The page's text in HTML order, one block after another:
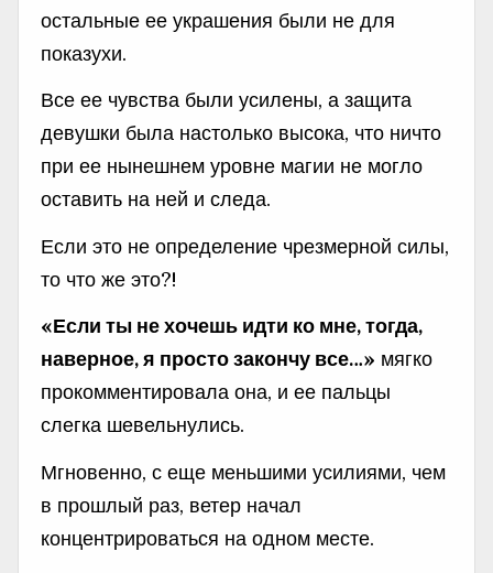
остальные ее украшения были не для
показухи.
Все ее чувства были усилены, а защита
девушки была настолько высока, что ничто
при ее нынешнем уровне магии не могло
оставить на ней и следа.
Если это не определение чрезмерной силы,
то что же это?!
«Если ты не хочешь идти ко мне, тогда,
наверное, я просто закончу все…» мягко
прокомментировала она, и ее пальцы
слегка шевельнулись.
Мгновенно, с еще меньшими усилиями, чем
в прошлый раз, ветер начал
концентрироваться на одном месте.